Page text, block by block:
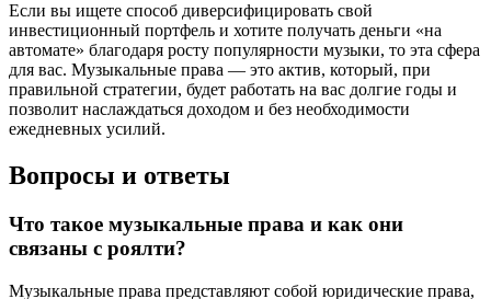
Если вы ищете способ диверсифицировать свой
инвестиционный портфель и хотите получать деньги «на
автомате» благодаря росту популярности музыки, то эта сфера
для вас. Музыкальные права — это актив, который, при
правильной стратегии, будет работать на вас долгие годы и
позволит наслаждаться доходом и без необходимости
ежедневных усилий.
Вопросы и ответы
Что такое музыкальные права и как они
связаны с роялти?
Музыкальные права представляют собой юридические права,